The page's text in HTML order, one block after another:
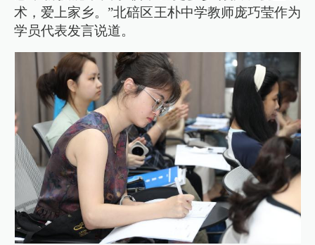
术，爱上家乡。”北碚区王朴中学教师庞巧莹作为
学员代表发言说道。